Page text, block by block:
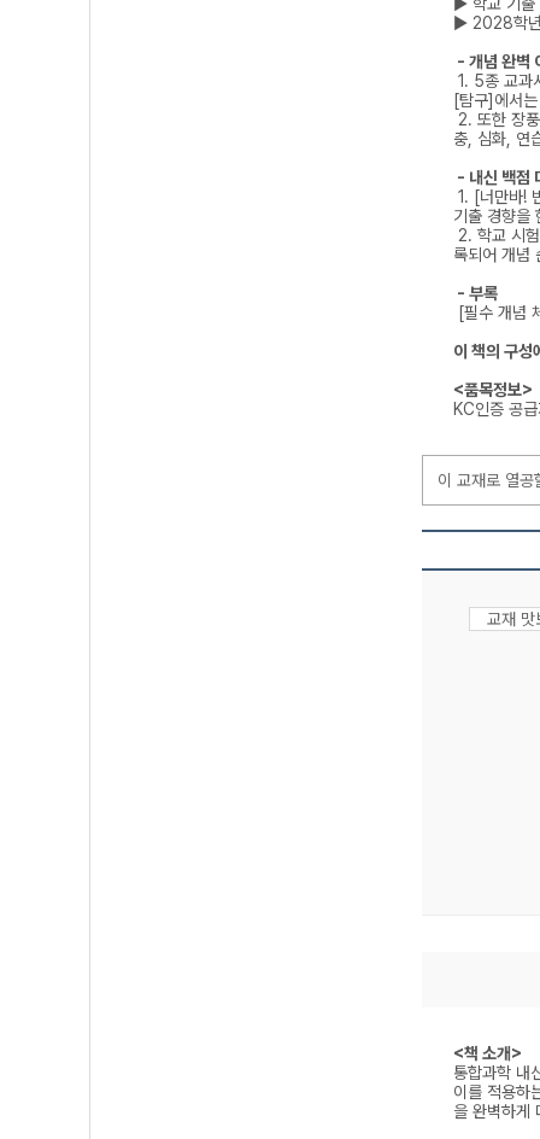
▶ 2028학년
- 개념 완벽
1. 5종 교과
[탐구]에서
2. 또한 장
충, 심화, 연
- 내신 백점
1. [너만바!
기출 경향을
2. 학교 시
록되어 개념
- 부록
[필수 개념
이 책의 구성
<품목정보>
KC인증 공
이 교재로 열
교재
<책 소개>
통합과학 내
이를 적용하
을 완벽하게